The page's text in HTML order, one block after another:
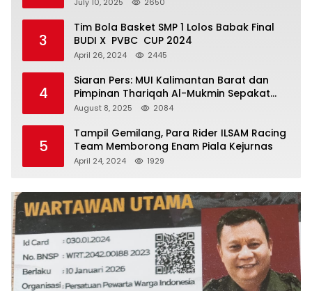
3
Tim Bola Basket SMP 1 Lolos Babak Final
BUDI X PVBC CUP 2024
April 26, 2024 2445
4
Siaran Pers: MUI Kalimantan Barat dan
Pimpinan Thariqah Al-Mukmin Sepakat
Jaga Umat
August 8, 2025 2084
5
Tampil Gemilang, Para Rider ILSAM Racing
Team Memborong Enam Piala Kejurnas
April 24, 2024 1929